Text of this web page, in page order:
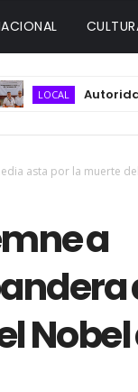
LOCAL Autoridades
asta por la muerte
a
Nobel